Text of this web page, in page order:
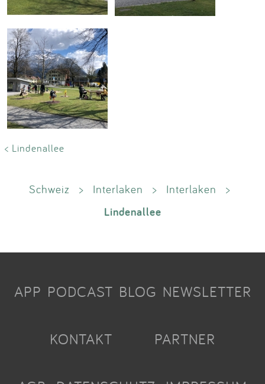
< Lindenallee
Schweiz > Interlaken > Interlaken >
Lindenallee
APP PODCAST BLOG NEWSLETTER
KONTAKT PARTNER